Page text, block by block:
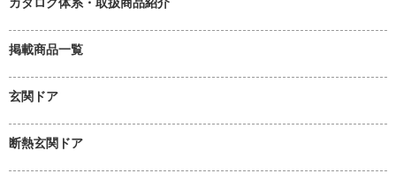
掲載商品一覧
玄関ドア
断熱玄関ドア